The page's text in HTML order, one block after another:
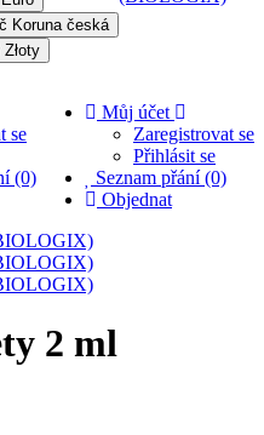
Koruna česká
Złoty
Můj účet
Zaregistrovat se
Přihlásit se
Seznam přání (0)
Objednat
se
(0)
2 ml